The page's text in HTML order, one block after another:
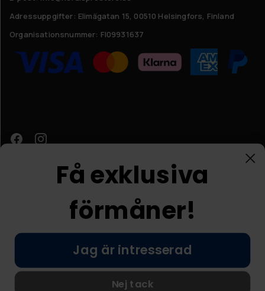
Adressuppgifter: Elimägatan 15, 00510 Helsingfors, Finland
Organisationsnummer: FI09931637
© Nordic Prostore 2026
Allmänna villkor
Få exklusiva
förmåner!
Jag är intresserad
Nej tack